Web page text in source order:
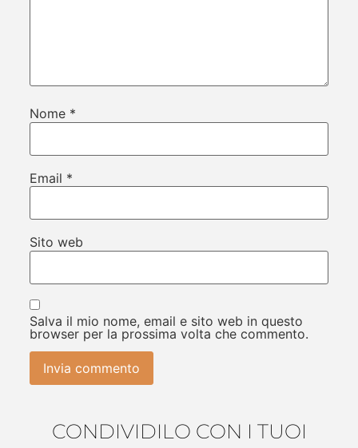
Nome *
Email *
Sito web
Salva il mio nome, email e sito web in questo
browser per la prossima volta che commento.
CONDIVIDILO CON I TUOI